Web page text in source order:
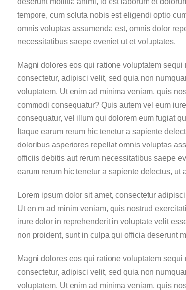
tempore, cum soluta nobis est eligendi optio
omnis voluptas assumenda est, omnis dolor
necessitatibus saepe eveniet ut et voluptates.
Magni dolores eos qui ratione voluptatem
consectetur, adipisci velit, sed quia non
voluptatem. Ut enim ad minima veniam, quis
commodi consequatur? Quis autem vel eum
consequatur, vel illum qui dolorem eum fugiat
Itaque earum rerum hic tenetur a sapiente
doloribus asperiores repellat omnis voluptas
officiis debitis aut rerum necessitatibus saepe
earum rerum hic tenetur a sapiente delectus,
Lorem ipsum dolor sit amet, consectetur
Ut enim ad minim veniam, quis nostrud
irure dolor in reprehenderit in voluptate velit
non proident, sunt in culpa qui officia deserunt
Magni dolores eos qui ratione voluptatem
consectetur, adipisci velit, sed quia non
voluptatem. Ut enim ad minima veniam, quis